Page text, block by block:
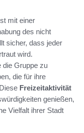
mit einer
des nicht
sicher, dass jeder
wird.
die Gruppe zu
die für ihre
Freizeitaktivität
genießen,
Vielfalt ihrer Stadt